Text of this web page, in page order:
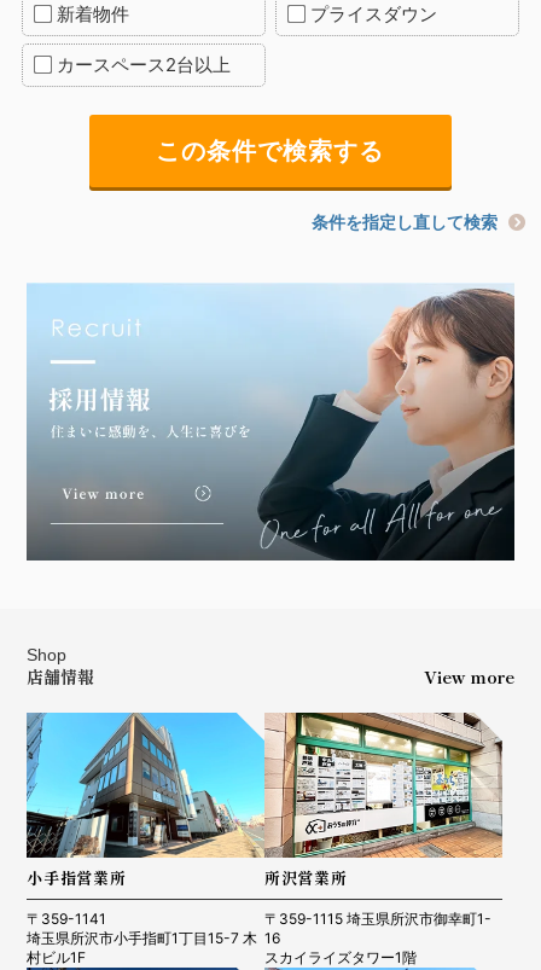
新着物件 プライスダウン
カースペース2台以上
条件を指定し直して検索
Shop
店舗情報 View more
小手指営業所
〒359-1141
埼玉県所沢市小手指町1丁目15-7 木
村ビル1F
所沢営業所
〒359-1115 埼玉県所沢市御幸町1-
16
スカイライズタワー1階